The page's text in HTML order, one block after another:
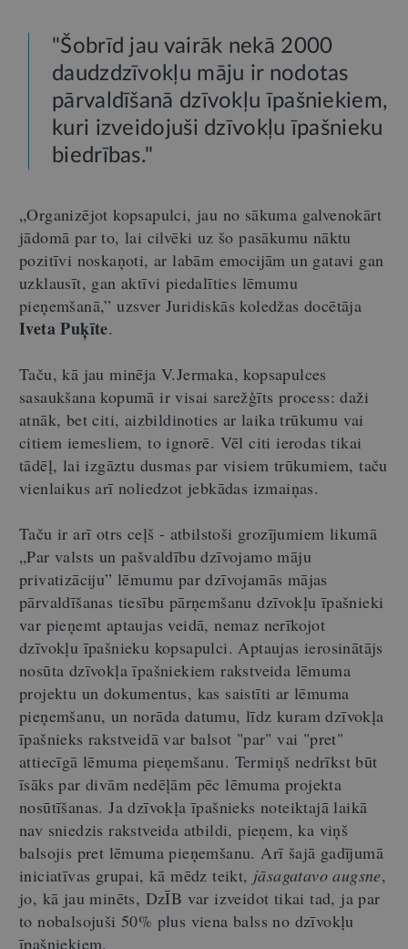
"Šobrīd jau vairāk nekā 2000
daudzdzīvokļu māju ir nodotas
pārvaldīšanā dzīvokļu īpašniekiem,
kuri izveidojuši dzīvokļu īpašnieku
biedrības."
„Organizējot kopsapulci, jau no sākuma galvenokārt
jādomā par to, lai cilvēki uz šo pasākumu nāktu
pozitīvi noskaņoti, ar labām emocijām un gatavi gan
uzklausīt, gan aktīvi piedalīties lēmumu
pieņemšanā,” uzsver Juridiskās koledžas docētāja
Iveta Puķīte.
Taču, kā jau minēja V.Jermaka, kopsapulces
sasaukšana kopumā ir visai sarežģīts process: daži
atnāk, bet citi, aizbildinoties ar laika trūkumu vai
citiem iemesliem, to ignorē. Vēl citi ierodas tikai
tādēļ, lai izgāztu dusmas par visiem trūkumiem, taču
vienlaikus arī noliedzot jebkādas izmaiņas.
Taču ir arī otrs ceļš - atbilstoši grozījumiem likumā
„Par valsts un pašvaldību dzīvojamo māju
privatizāciju” lēmumu par dzīvojamās mājas
pārvaldīšanas tiesību pārņemšanu dzīvokļu īpašnieki
var pieņemt aptaujas veidā, nemaz nerīkojot
dzīvokļu īpašnieku kopsapulci. Aptaujas ierosinātājs
nosūta dzīvokļa īpašniekiem rakstveida lēmuma
projektu un dokumentus, kas saistīti ar lēmuma
pieņemšanu, un norāda datumu, līdz kuram dzīvokļa
īpašnieks rakstveidā var balsot "par" vai "pret"
attiecīgā lēmuma pieņemšanu. Termiņš nedrīkst būt
īsāks par divām nedēļām pēc lēmuma projekta
nosūtīšanas. Ja dzīvokļa īpašnieks noteiktajā laikā
nav sniedzis rakstveida atbildi, pieņem, ka viņš
balsojis pret lēmuma pieņemšanu. Arī šajā gadījumā
iniciatīvas grupai, kā mēdz teikt, jāsagatavo augsne,
jo, kā jau minēts, DzĪB var izveidot tikai tad, ja par
to nobalsojuši 50% plus viena balss no dzīvokļu
īpašniekiem.